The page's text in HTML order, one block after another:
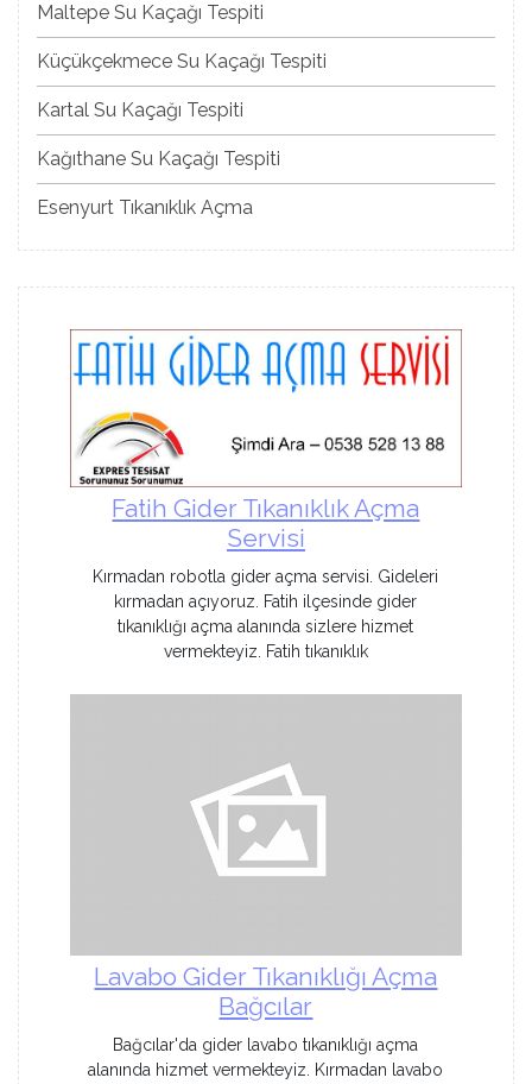
Maltepe Su Kaçağı Tespiti
Küçükçekmece Su Kaçağı Tespiti
Kartal Su Kaçağı Tespiti
Kağıthane Su Kaçağı Tespiti
Esenyurt Tıkanıklık Açma
Fatih Gider Tıkanıklık Açma
Servisi
Kırmadan robotla gider açma servisi. Gideleri
kırmadan açıyoruz. Fatih ilçesinde gider
tıkanıklığı açma alanında sizlere hizmet
vermekteyiz. Fatih tıkanıklık
Lavabo Gider Tıkanıklığı Açma
Bağcılar
Bağcılar'da gider lavabo tıkanıklığı açma
alanında hizmet vermekteyiz. Kırmadan lavabo